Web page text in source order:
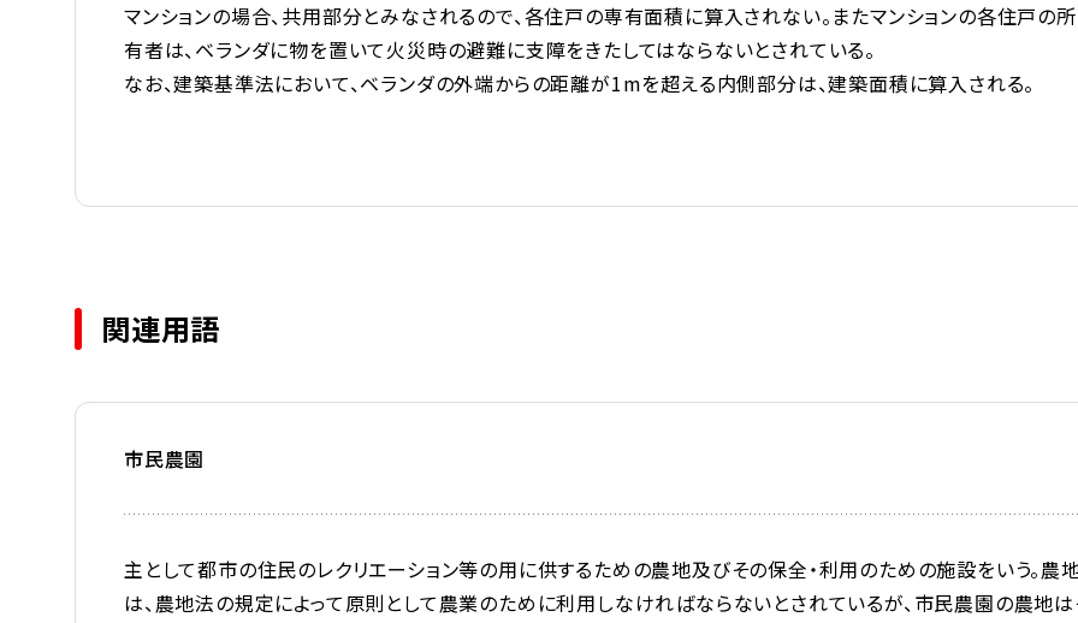
マンションの場合、共用部分とみなされるので、各住戸の専有面積に算入されない。またマンションの各住戸の所
有者は、ベランダに物を置いて火災時の避難に支障をきたしてはならないとされている。
なお、建築基準法において、ベランダの外端からの距離が1mを超える内側部分は、建築面積に算入される。
関連用語
市民農園
主として都市の住民のレクリエーション等の用に供するための農地及びその保全・利用のための施設をいう。農
は、農地法の規定によって原則として農業のために利用しなければならないとされているが、市民農園の農地